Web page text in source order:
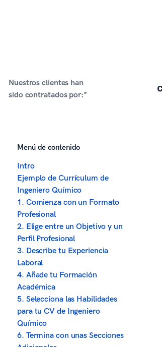
Nuestros clientes han
sido contratados por:*
Menú de contenido
Intro
Ejemplo de Currículum de
Ingeniero Químico
1. Comienza con un Formato
Profesional
2. Elige entre un Objetivo y un
Perfil Profesional
3. Describe tu Experiencia
Laboral
4. Añade tu Formación
Académica
5. Selecciona las Habilidades
para tu CV de Ingeniero
Químico
6. Termina con unas Secciones